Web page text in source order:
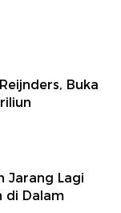
Buka
Jarang Lagi
di Dalam